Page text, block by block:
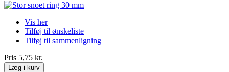
Vis her
Tilføj til ønskeliste
Tilføj til sammenligning
Pris 5,75 kr.
Læg i kurv